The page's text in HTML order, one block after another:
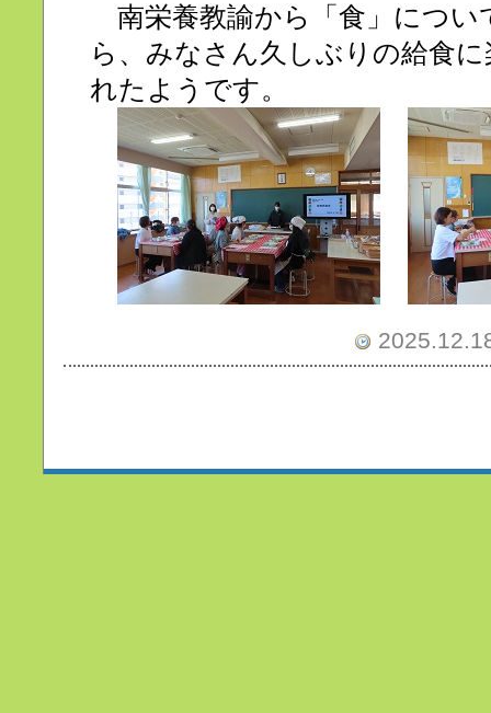
南栄養教諭から「食」につい
ら、みなさん久しぶりの給食
れたようです。